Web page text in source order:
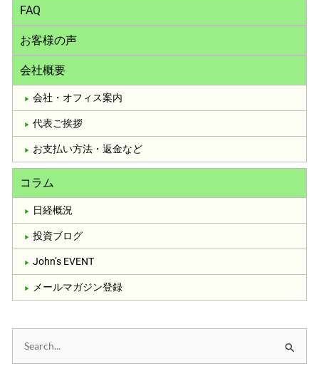
FAQ
お客様の声
会社概要
会社・オフィス案内
代表ご挨拶
お支払い方法・返金など
コラム
日経概況
投資ブログ
John’s EVENT
メールマガジン登録